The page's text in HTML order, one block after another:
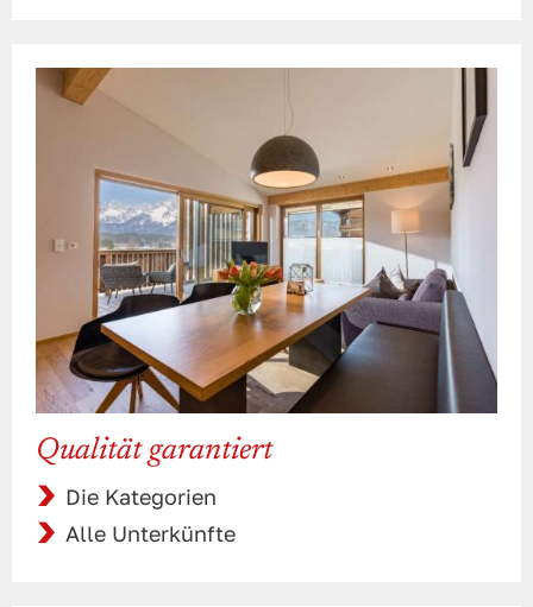
Qualität garantiert
Die Kategorien
Alle Unterkünfte